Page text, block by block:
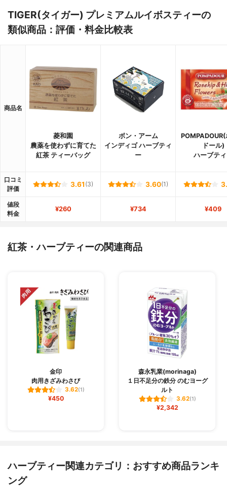
TIGER(タイガー) プレミアムルイボスティーの
類似商品：評価・料金比較表
商品名
菱和園
農薬を使わずに育てた
紅茶 ティーバッグ
ボン・アーム
インディゴ ハーブティ
ー
ドール)
ハーブテ
口コミ
評価
3.61 (3) 3.60(1)
値段
料金
¥260 ¥734 ¥409
紅茶・ハーブティーの関連商品
金印
肉用きざみわさび
3.62(1)
¥450
森永乳業(morinaga)
１日不足分の鉄分 のむヨーグ
ルト
3.62(1)
¥2,342
ハーブティー関連カテゴリ：おすすめ商品ランキ
ング